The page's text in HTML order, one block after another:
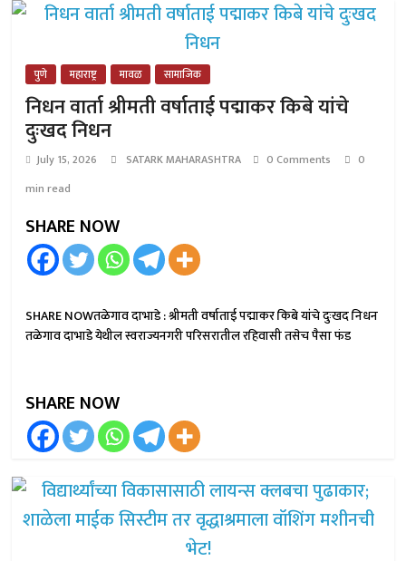
पुणे महाराष्ट्र मावळ सामाजिक
निधन वार्ता श्रीमती वर्षाताई पद्माकर किबे यांचे
दुःखद निधन
July 15, 2026 SATARK MAHARASHTRA 0 Comments
0
min read
SHARE NOW
SHARE NOWतळेगाव दाभाडे : श्रीमती वर्षाताई पद्माकर किबे यांचे दुःखद निधन
तळेगाव दाभाडे येथील स्वराज्यनगरी परिसरातील रहिवासी तसेच पैसा फंड
SHARE NOW